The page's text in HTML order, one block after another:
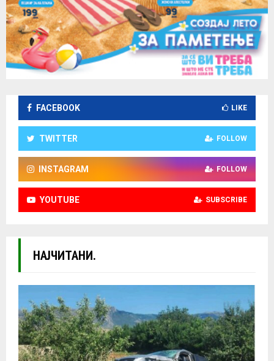
FACEBOOK LIKE
TWITTER FOLLOW
INSTAGRAM FOLLOW
YOUTUBE SUBSCRIBE
НАЈЧИТАНИ.